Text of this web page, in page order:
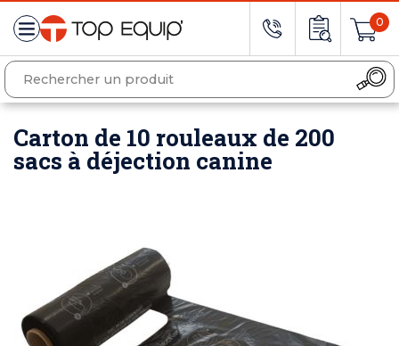
0
Carton de 10 rouleaux de 200
sacs à déjection canine